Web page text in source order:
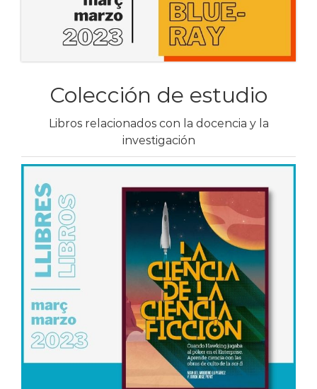
Colección de estudio
Libros relacionados con la docencia y la
investigación